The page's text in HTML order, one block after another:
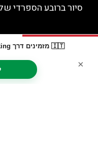
🇮🇹 מזמינים דרך Booking? קבלו
×
סיור ברובע הספרדי
האתר הינו אתר המלצות